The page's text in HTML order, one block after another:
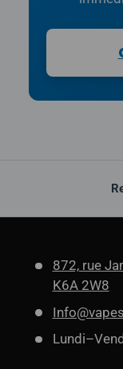
872, rue
K6A 2W8